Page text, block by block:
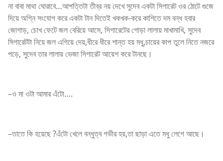
না বাবা মাথা ঘোরাবে…আপত্তিটা তীব্র নয় দেখে সুদেব একটা সিগারেট ওর ঠোটে গুজে
দিয়ে অগ্নি সংযোগ করে একটা টান দিতেই খকখক-করে কাশিতে দম বন্ধ হবার
জোগাড়, চোখ ফেটে জল বেরিয়ে আসে, সিগারেটের গোড়া লালায় মাখামাখি, সুদেব
সিগারেটটা নিয়ে জল এগিয়ে দেয়,ধীরে ধীরে শান্ত হয় মধু,চায়ের কাপ তুলে নিতে নজরে
পড়ে, সুদেব তার লালায় ভেজা সিগারেট আয়েশ করে টানছে।
–ও মা ওটা আমার এঁটো….
–তাতে কি হয়েছে ?এঁটো খেলে বন্ধুত্ব গভীর হয়,তা ছাড়া এতে মধু লেগে আছে।